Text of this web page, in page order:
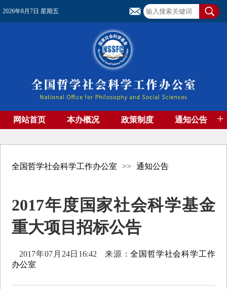
2026年8月7日 星期五
网站首页 本办概况 政策制度 通知公告 +
全国哲学社会科学工作办公室 >> 通知公告
2017年度国家社会科学基金
重大项目招标公告
2017年07月24日16:42 来源：全国哲学社会科学工作
办公室